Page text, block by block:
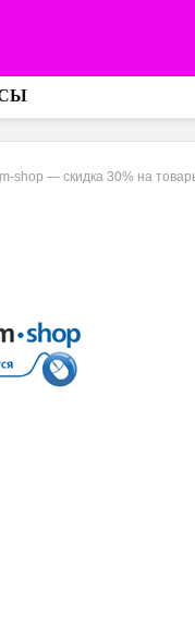
shop — скидка 30% на